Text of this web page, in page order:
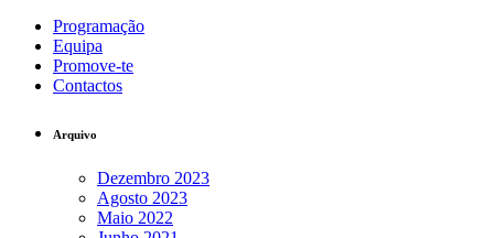
Programação
Equipa
Promove-te
Contactos
Arquivo
Dezembro 2023
Agosto 2023
Maio 2022